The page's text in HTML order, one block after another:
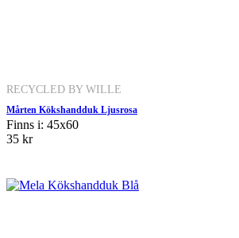
RECYCLED BY WILLE
Mårten Kökshandduk Ljusrosa
Finns i: 45x60
35 kr